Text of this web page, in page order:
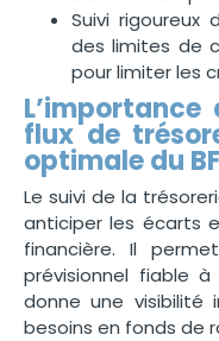
Suivi
des limites de
pour limiter les
flux de
optimale du
Le suivi de la
anticiper les écarts
financière. Il
prévisionnel fiable
donne une visibilité
besoins en fonds de